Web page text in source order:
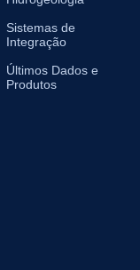
Sistemas de
Integração
Últimos Dados e
Produtos